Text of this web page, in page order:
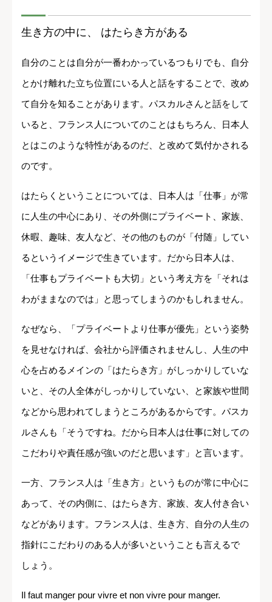
生き方の中に、 はたらき方がある
自分のことは自分が一番わかっているつもりでも、自分
とかけ離れた立ち位置にいる人と話をすることで、改め
て自分を知ることがあります。パスカルさんと話をして
いると、フランス人についてのことはもちろん、日本人
とはこのような特性があるのだ、と改めて気付かされる
のです。
はたらくということについては、日本人は「仕事」が常
に人生の中心にあり、その外側にプライベート、家族、
休暇、趣味、友人など、その他のものが「付随」してい
るというイメージで生きています。だから日本人は、
「仕事もプライベートも大切」という考え方を「それは
わがままなのでは」と思ってしまうのかもしれません。
なぜなら、「プライベートより仕事が優先」という姿勢
を見せなければ、会社から評価されませんし、人生の中
心を占めるメインの「はたらき方」がしっかりしていな
いと、その人全体がしっかりしていない、と家族や世間
などから思われてしまうところがあるからです。パスカ
ルさんも「そうですね。だから日本人は仕事に対しての
こだわりや責任感が強いのだと思います」と言います。
一方、フランス人は「生き方」というものが常に中心に
あって、その内側に、はたらき方、家族、友人付き合い
などがあります。フランス人は、生き方、自分の人生の
指針にこだわりのある人が多いということも言えるで
しょう。
Il faut manger pour vivre et non vivre pour manger.